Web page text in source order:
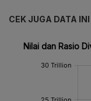
CEK JUGA DATA INI